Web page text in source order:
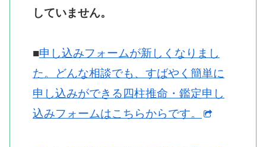
していません。
■申し込みフォームが新しくなりまし
た。どんな相談でも、すばやく簡単に
申し込みができる四柱推命・鑑定申し
込みフォームはこちらからです。